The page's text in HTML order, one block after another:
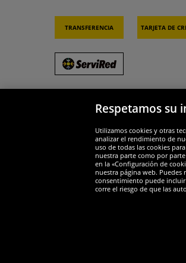
Transferencia Tarjeta de
Widerruf
Respetamos su
Utilizamos cookies y otras
analizar el rendimiento de
uso de todas las cookies
nuestra parte como por
en la «Configuración de
nuestra página web.
consentimiento puede incluir
corre el riesgo de que las